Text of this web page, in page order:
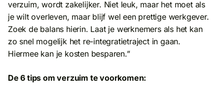
verzuim, wordt zakelijker. Niet leuk, maar het moet als
je wilt overleven, maar blijf wel een prettige werkgever.
Zoek de balans hierin. Laat je werknemers als het kan
zo snel mogelijk het re-integratietraject in gaan.
Hiermee kan je kosten besparen.”
De 6 tips om verzuim te voorkomen: